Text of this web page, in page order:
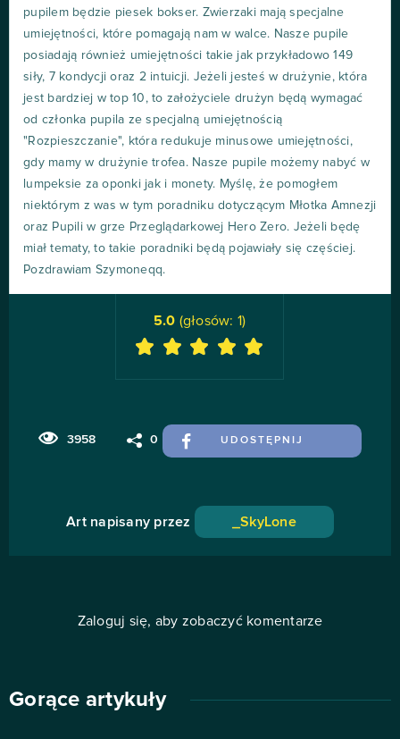
pupilem będzie piesek bokser. Zwierzaki mają specjalne
umiejętności, które pomagają nam w walce. Nasze pupile
posiadają również umiejętności takie jak przykładowo 149
siły, 7 kondycji oraz 2 intuicji. Jeżeli jesteś w drużynie, która
jest bardziej w top 10, to założyciele drużyn będą wymagać
od członka pupila ze specjalną umiejętnością
"Rozpieszczanie", która redukuje minusowe umiejętności,
gdy mamy w drużynie trofea. Nasze pupile możemy nabyć w
lumpeksie za oponki jak i monety. Myślę, że pomogłem
niektórym z was w tym poradniku dotyczącym Młotka Amnezji
oraz Pupili w grze Przeglądarkowej Hero Zero. Jeżeli będę
miał tematy, to takie poradniki będą pojawiały się częściej.
Pozdrawiam Szymoneqq.
3958 0 UDOSTĘPNIJ
5.0 (głosów: 1)
Art napisany przez _SkyLone
Zaloguj się, aby zobaczyć komentarze
Gorące artykuły